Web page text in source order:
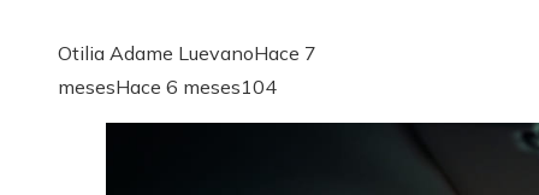
Otilia Adame LuevanoHace 7
mesesHace 6 meses104